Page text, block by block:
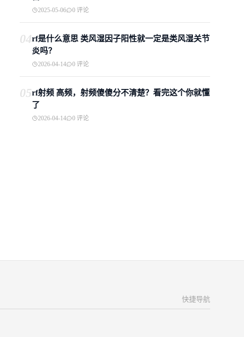
2025-05-06 0 评论
04rf是什么意思 类风湿因子阳性就一定是类风湿关节
炎吗？
2026-04-14 0 评论
05rf射频 高频，射频傻傻分不清楚？看完这个你就懂
了
2026-04-14 0 评论
快捷导航